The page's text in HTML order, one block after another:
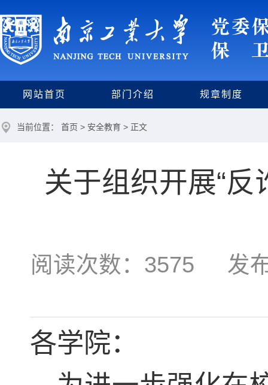
网站首页 部门介绍 规章制度
当前位置： 首页 > 安全教育 > 正文
关于组织开展“
阅读次数： 3575 发布
各学 院：